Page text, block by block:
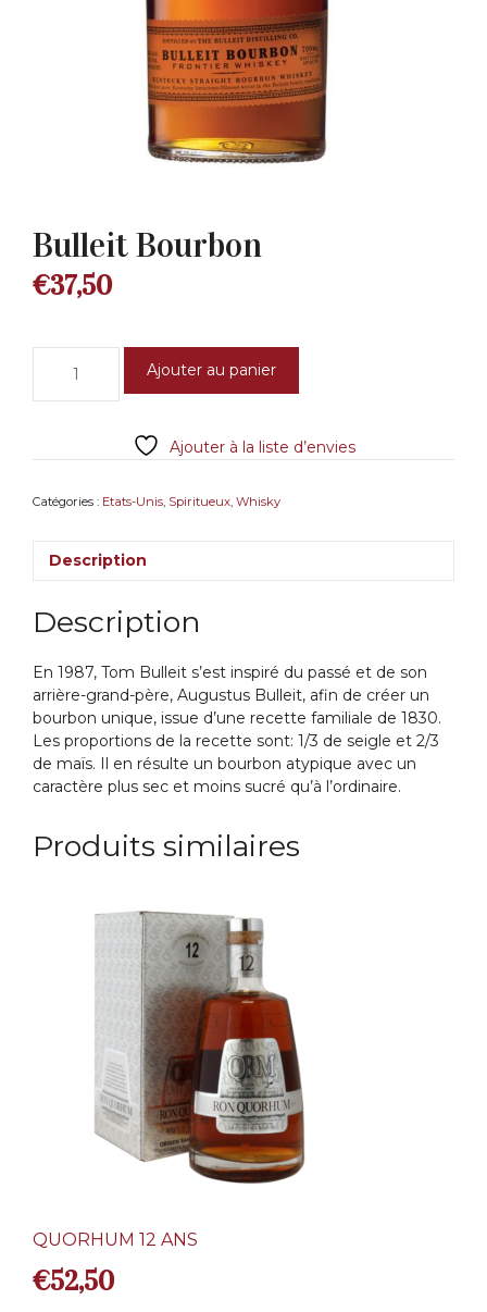
Bulleit Bourbon
€37,50
Bulleit
Ajouter au panier
Ajouter à la liste d’envies
Catégories : Etats-Unis, Spiritueux, Whisky
Description
Description
En 1987, Tom Bulleit s’est inspiré du passé et de son
arrière-grand-père, Augustus Bulleit, afin de créer un
bourbon unique, issue d’une recette familiale de 1830.
Les proportions de la recette sont: 1/3 de seigle et 2/3
de maïs. Il en résulte un bourbon atypique avec un
caractère plus sec et moins sucré qu’à l’ordinaire.
Produits similaires
QUORHUM 12 ANS
€52,50